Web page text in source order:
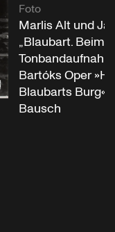
Foto
Marlis Alt und
„Blaubart. Beim
Bartóks Oper
Blaubarts Burg«“
Bausch